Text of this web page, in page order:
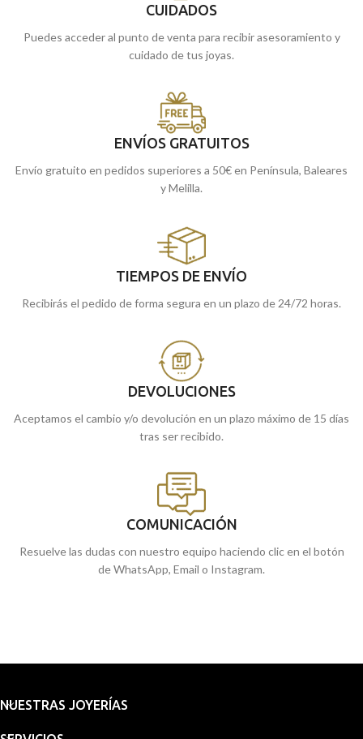
CUIDADOS
Puedes acceder al punto de venta para recibir asesoramiento y
cuidado de tus joyas.
ENVÍOS GRATUITOS
Envío gratuito en pedidos superiores a 50€ en Península, Baleares
y Melilla.
TIEMPOS DE ENVÍO
Recibirás el pedido de forma segura en un plazo de 24/72 horas.
DEVOLUCIONES
Aceptamos el cambio y/o devolución en un plazo máximo de 15 días
tras ser recibido.
COMUNICACIÓN
Resuelve las dudas con nuestro equipo haciendo clic en el botón
de WhatsApp, Email o Instagram.
NUESTRAS JOYERÍAS